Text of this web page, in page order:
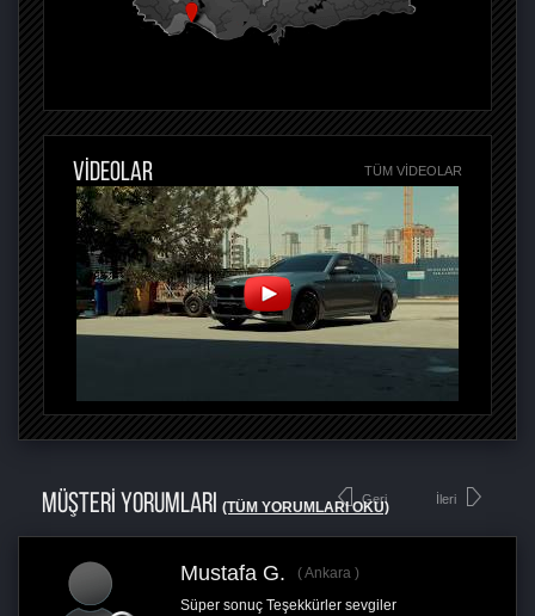
VİDEOLAR TÜM VIDEOLAR
MÜŞTERİ YORUMLARI (TÜM YORUMLARI OKU)
Geri
Mustafa G.
Ankara
Süper sonuç Teşekkürler sevgiler
İleri